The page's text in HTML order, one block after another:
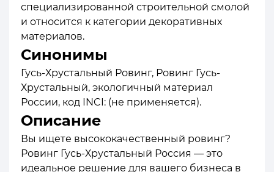
специализированной строительной смолой
и относится к категории декоративных
материалов.
Синонимы
Гусь-Хрустальный Ровинг, Ровинг Гусь-
Хрустальный, экологичный материал
России, код INCI: (не применяется).
Описание
Вы ищете высококачественный ровинг?
Ровинг Гусь-Хрустальный Россия — это
идеальное решение для вашего бизнеса в